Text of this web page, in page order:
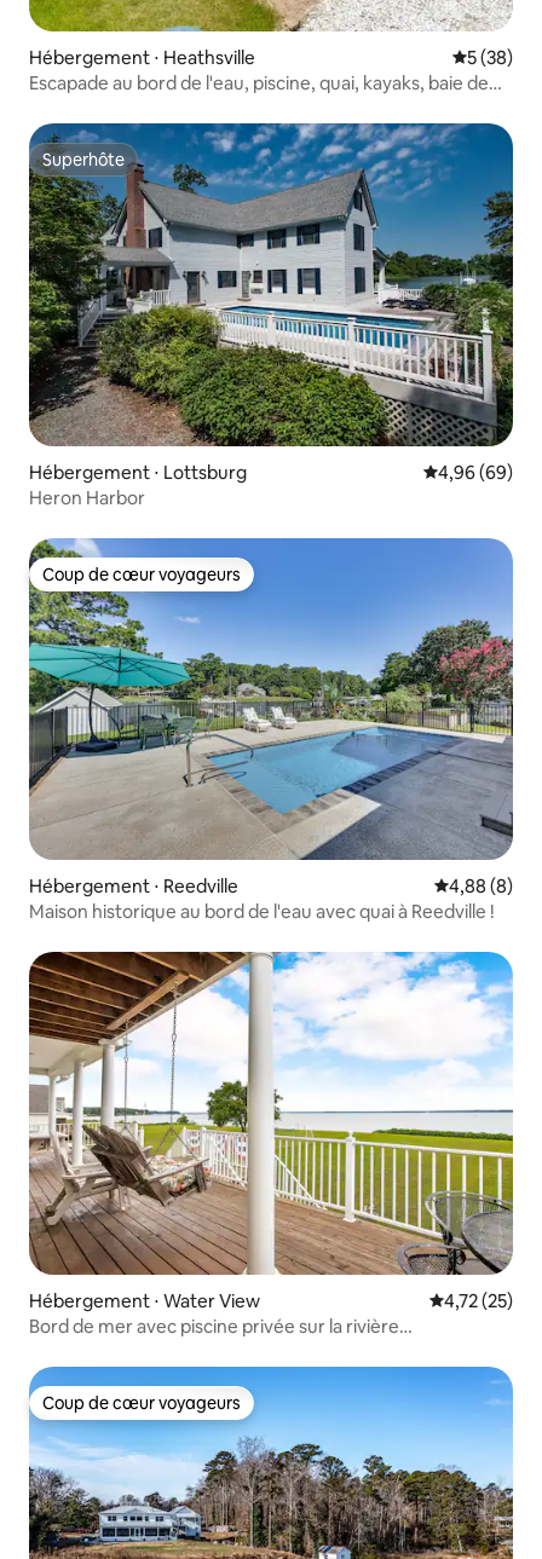
Hébergement ⋅ Heathsville
5 (38)
Escapade au bord de l'eau, piscine, quai, kayaks, baie de
Superhôte
Superhôte
Hébergement ⋅ Lottsburg Évaluation
4,96 (69)
Heron Harbor
Coup de cœur voyageurs
Coup de cœur voyageurs
Hébergement ⋅ Reedville Évaluation
4,88 (8)
Maison historique au bord de l'eau avec quai à Reedville !
Hébergement ⋅ Water View Évaluation
4,72 (25)
Bord de mer avec piscine privée sur la rivière
Coup de cœur voyageurs
Coup de cœur voyageurs